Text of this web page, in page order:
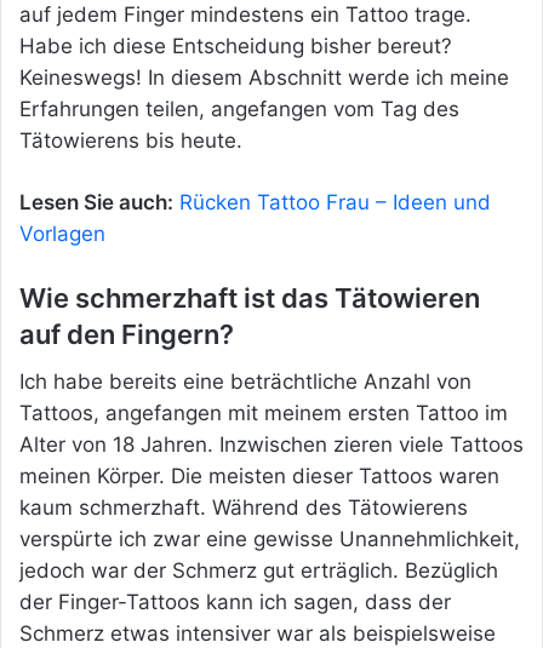
auf jedem Finger mindestens ein Tattoo trage.
Habe ich diese Entscheidung bisher bereut?
Keineswegs! In diesem Abschnitt werde ich meine
Erfahrungen teilen, angefangen vom Tag des
Tätowierens bis heute.
Lesen Sie auch: Rücken Tattoo Frau – Ideen und
Vorlagen
Wie schmerzhaft ist das Tätowieren
auf den Fingern?
Ich habe bereits eine beträchtliche Anzahl von
Tattoos, angefangen mit meinem ersten Tattoo im
Alter von 18 Jahren. Inzwischen zieren viele Tattoos
meinen Körper. Die meisten dieser Tattoos waren
kaum schmerzhaft. Während des Tätowierens
verspürte ich zwar eine gewisse Unannehmlichkeit,
jedoch war der Schmerz gut erträglich. Bezüglich
der Finger-Tattoos kann ich sagen, dass der
Schmerz etwas intensiver war als beispielsweise